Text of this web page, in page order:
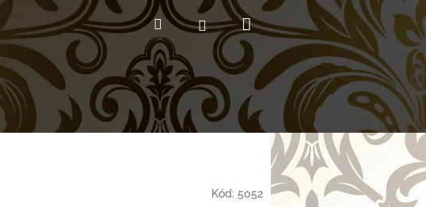
HľadaťPrihlásenieNákupný
košík
Kód: 5052